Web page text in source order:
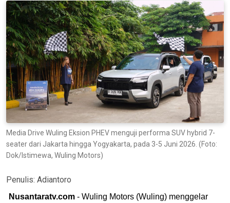
Media Drive Wuling Eksion PHEV menguji performa SUV hybrid 7-
seater dari Jakarta hingga Yogyakarta, pada 3-5 Juni 2026. (Foto:
Dok/Istimewa, Wuling Motors)
Penulis: Adiantoro
Nusantaratv.com - Wuling Motors (Wuling) menggelar